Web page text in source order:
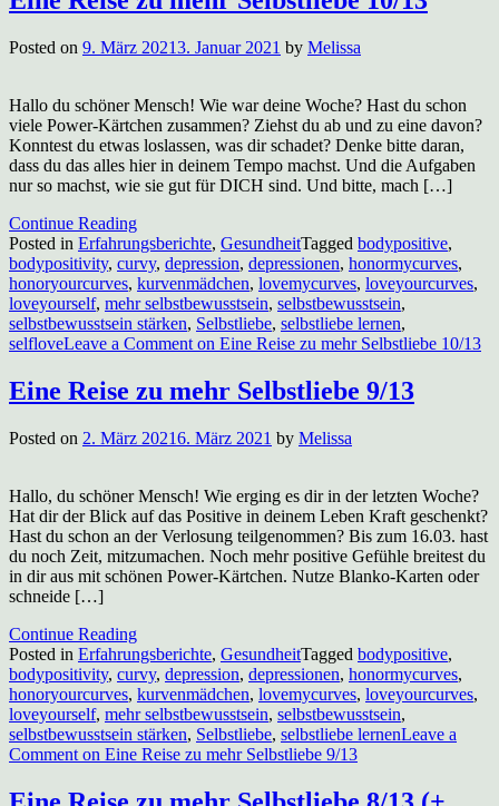
Posted on 9. März 20213. Januar 2021 by Melissa
Hallo du schöner Mensch! Wie war deine Woche? Hast du schon
viele Power-Kärtchen zusammen? Ziehst du ab und zu eine davon?
Konntest du etwas loslassen, was dir schadet? Denke bitte daran,
dass du das alles hier in deinem Tempo machst. Und die Aufgaben
nur so machst, wie sie gut für DICH sind. Und bitte, mach […]
Continue Reading
Posted in Erfahrungsberichte, GesundheitTagged bodypositive,
bodypositivity, curvy, depression, depressionen, honormycurves,
honoryourcurves, kurvenmädchen, lovemycurves, loveyourcurves,
loveyourself, mehr selbstbewusstsein, selbstbewusstsein,
selbstbewusstsein stärken, Selbstliebe, selbstliebe lernen,
selfloveLeave a Comment on Eine Reise zu mehr Selbstliebe 10/13
Eine Reise zu mehr Selbstliebe 9/13
Posted on 2. März 20216. März 2021 by Melissa
Hallo, du schöner Mensch! Wie erging es dir in der letzten Woche?
Hat dir der Blick auf das Positive in deinem Leben Kraft geschenkt?
Hast du schon an der Verlosung teilgenommen? Bis zum 16.03. hast
du noch Zeit, mitzumachen. Noch mehr positive Gefühle breitest du
in dir aus mit schönen Power-Kärtchen. Nutze Blanko-Karten oder
schneide […]
Continue Reading
Posted in Erfahrungsberichte, GesundheitTagged bodypositive,
bodypositivity, curvy, depression, depressionen, honormycurves,
honoryourcurves, kurvenmädchen, lovemycurves, loveyourcurves,
loveyourself, mehr selbstbewusstsein, selbstbewusstsein,
selbstbewusstsein stärken, Selbstliebe, selbstliebe lernenLeave a
Comment on Eine Reise zu mehr Selbstliebe 9/13